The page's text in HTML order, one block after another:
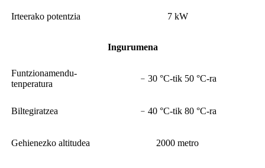
Irteerako potentzia 7 kW
Ingurumena
Funtzionamendu-
tenperatura
﹣30 °C-tik 50 °C-ra
Biltegiratzea ﹣40 °C-tik 80 °C-ra
Gehienezko altitudea 2000 metro